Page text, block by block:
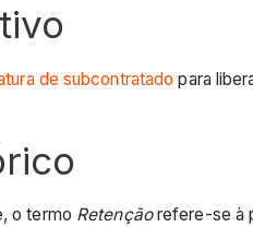
de subcontratado para
o termo Retençãorefere-se à